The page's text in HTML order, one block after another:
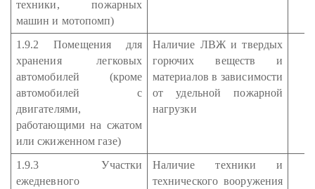
техники, пожарных
машин и мотопомп)
1.9.2 Помещения для
хранения легковых
автомобилей (кроме
автомобилей с
двигателями,
работающими на сжатом
или сжиженном газе)
Наличие ЛВЖ и твердых
горючих веществ и
материалов в зависимости
от удельной пожарной
нагрузки
1.9.3 Участки
ежедневного
Наличие техники и
технического вооружения